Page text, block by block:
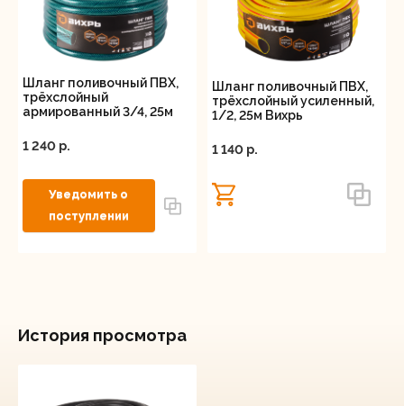
Шланг поливочный ПВХ,
трёхслойный
армированный 3/4, 25м
1 240 p.
Шланг поливочный ПВХ,
трёхслойный усиленный,
1/2, 25м Вихрь
1 140 p.
История просмотра